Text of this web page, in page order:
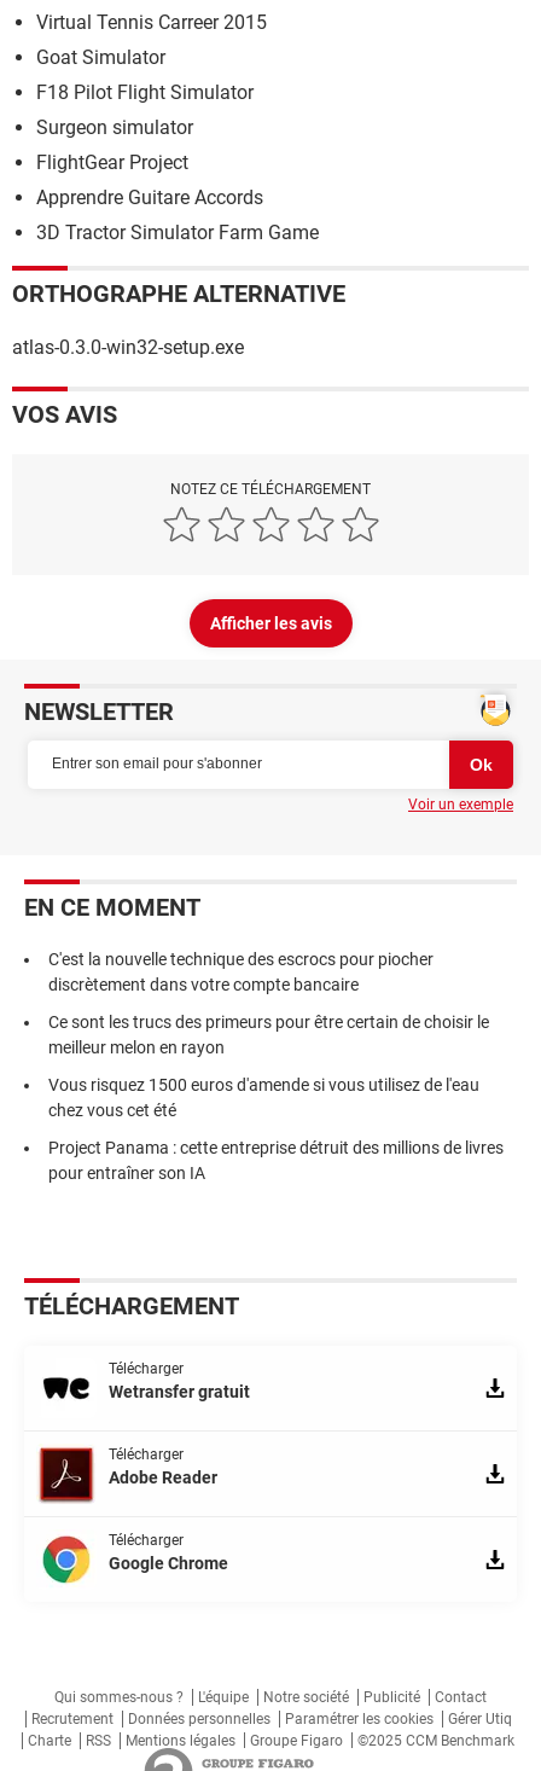
Virtual Tennis Carreer 2015
Goat Simulator
F18 Pilot Flight Simulator
Surgeon simulator
FlightGear Project
Apprendre Guitare Accords
3D Tractor Simulator Farm Game
ORTHOGRAPHE ALTERNATIVE
atlas-0.3.0-win32-setup.exe
VOS AVIS
NOTEZ CE TÉLÉCHARGEMENT
Afficher les avis
NEWSLETTER
Voir un exemple
EN CE MOMENT
C'est la nouvelle technique des escrocs pour piocher
discrètement dans votre compte bancaire
Ce sont les trucs des primeurs pour être certain de choisir le
meilleur melon en rayon
Vous risquez 1500 euros d'amende si vous utilisez de l'eau
chez vous cet été
Project Panama : cette entreprise détruit des millions de livres
pour entraîner son IA
TÉLÉCHARGEMENT
Télécharger
Wetransfer gratuit
Télécharger
Adobe Reader
Télécharger
Google Chrome
Qui sommes-nous ? L'équipe Notre société Publicité
Contact
Recrutement
Données personnelles Paramétrer les cookies
Gérer Utiq
Charte
RSS Mentions légales Groupe Figaro ©2025 CCM Benchmark